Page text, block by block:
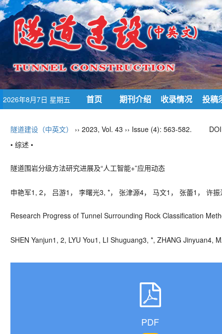
2026年8月7日 星期五 首页 期刊介绍 收录情况 投稿
隧道建设（中英文） ›› 2023, Vol. 43 ›› Issue (4): 563-582.
• 综述 •
隧道围岩分级方法研究进展及“人工智能+”应用动态
申艳军1, 2， 吕游1 ， 李曙光3, *， 张津源4， 马文1 ， 张蕾1 ， 许振
Research Progress of Tunnel Surrounding Rock Classification
SHEN Yanjun1, 2, LYU You1, LI Shuguang3, *, ZHANG Jinyuan4,
PDF